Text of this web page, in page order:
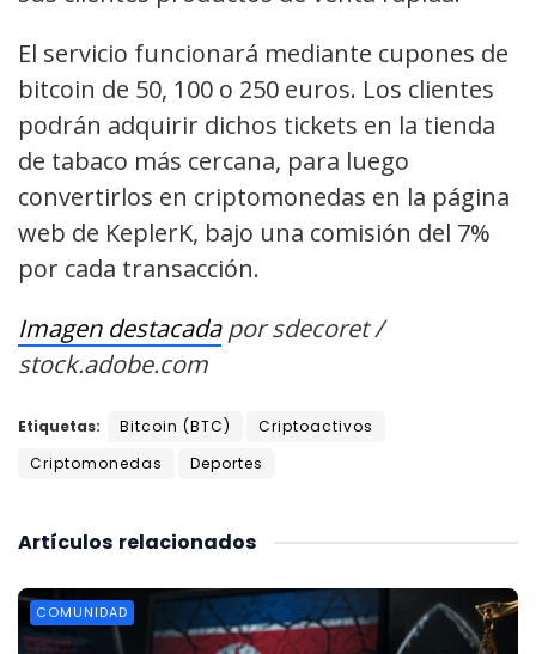
El servicio funcionará mediante cupones de
bitcoin de 50, 100 o 250 euros. Los clientes
podrán adquirir dichos tickets en la tienda
de tabaco más cercana, para luego
convertirlos en criptomonedas en la página
web de KeplerK, bajo una comisión del 7%
por cada transacción.
Imagen destacadapor sdecoret /
stock.adobe.com
Etiquetas: Bitcoin (BTC)
Criptoactivos
Criptomonedas
Deportes
relacionados
Artículos
COMUNIDAD